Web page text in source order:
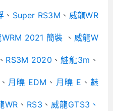
、 Super RS3M 、 威龍WR
WRM 2021 簡裝 、 威龍W
、 RS3M 2020 、 魅龍3m 、
、 月曉 EDM 、 月曉 E 、 魅
WR 、 RS3 、 威龍GTS3 、